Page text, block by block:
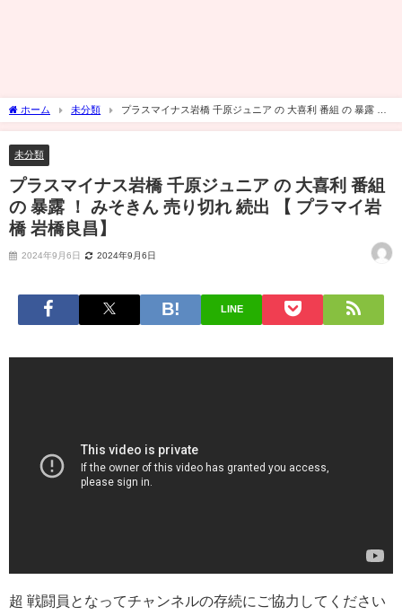
ホーム 未分類
プラスマイナス岩橋 千原ジュニア の 大喜利 番組 の 暴露 ！
みそきん 売り切れ 続出 【 プラマイ岩橋 岩橋良昌】
未分類
プラスマイナス岩橋 千原ジュニア の 大喜利 番組
の 暴露 ！ みそきん 売り切れ 続出 【 プラマイ岩
橋 岩橋良昌】
2024年9月6日 2024年9月6日
LINE
超 戦闘員となってチャンネルの存続にご協力してください